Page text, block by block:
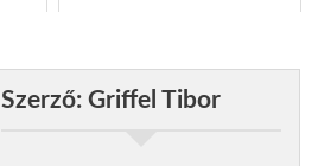
Szerző: Griffel Tibor